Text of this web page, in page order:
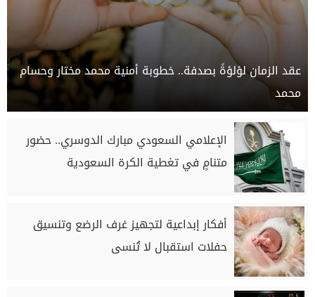
عقد الزمان لؤلؤةً بصدفة.. خطوبة أمنية محمد مختار وحسام
محمد
الإعلامي السعودي مبارك الدوسري.. حضور
متنامٍ في تغطية الكرة السعودية
أفكار إبداعية لتجهيز غرف الرضع وتنسيق
حفلات استقبال لا تُنسى